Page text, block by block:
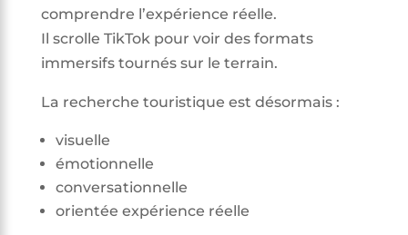
comprendre l’expérience réelle.
Il scrolle TikTok pour voir des formats
immersifs tournés sur le terrain.
La recherche touristique est désormais :
visuelle
émotionnelle
conversationnelle
orientée expérience réelle